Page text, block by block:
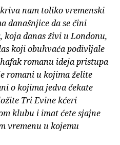
nam toliko vremenski
današnjice da se čini
danas živi u Londonu,
koji obuhvaća podivljale
romanu ideja pristupa
romani u kojima želite
o kojima jedva čekate
Tri Evine kćeri
klubu i imat ćete sjajne
vremenu u kojemu